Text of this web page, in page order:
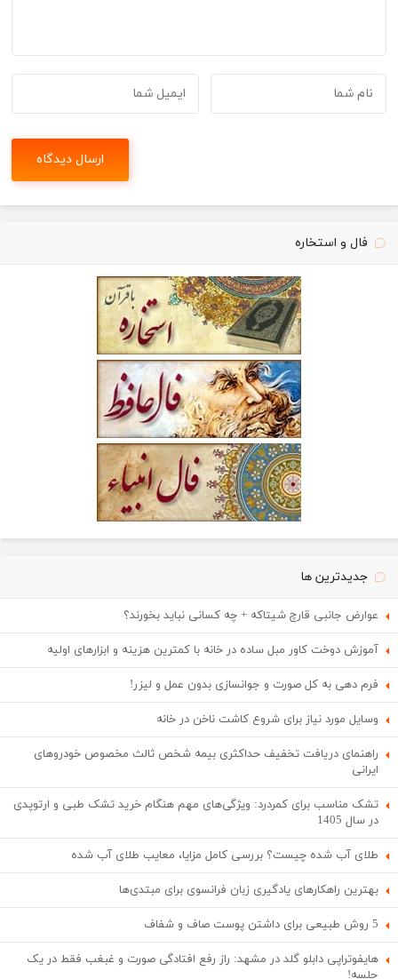
فال و استخاره
جدیدترین ها
عوارض جانبی قارچ شیتاکه + چه کسانی نباید بخورند؟
آموزش دوخت کاور مبل ساده در خانه با کمترین هزینه و ابزارهای اولیه
فرم دهی به کل صورت و جوانسازی بدون عمل و لیزر!
وسایل مورد نیاز برای شروع کاشت ناخن در خانه
راهنمای دریافت تخفیف حداکثری بیمه شخص ثالث مخصوص خودروهای
ایرانی
تشک مناسب برای کمردرد: ویژگی‌های مهم هنگام خرید تشک طبی و ارتوپدی
در سال 1405
طلای آب شده چیست؟ بررسی کامل مزایا، معایب طلای آب شده
بهترین راهکارهای یادگیری زبان فرانسوی برای مبتدی‌ها
5 روش طبیعی برای داشتن پوست صاف و شفاف
هایفوتراپی دابلو گلد در مشهد: راز رفع افتادگی صورت و غبغب فقط در یک
جلسه!